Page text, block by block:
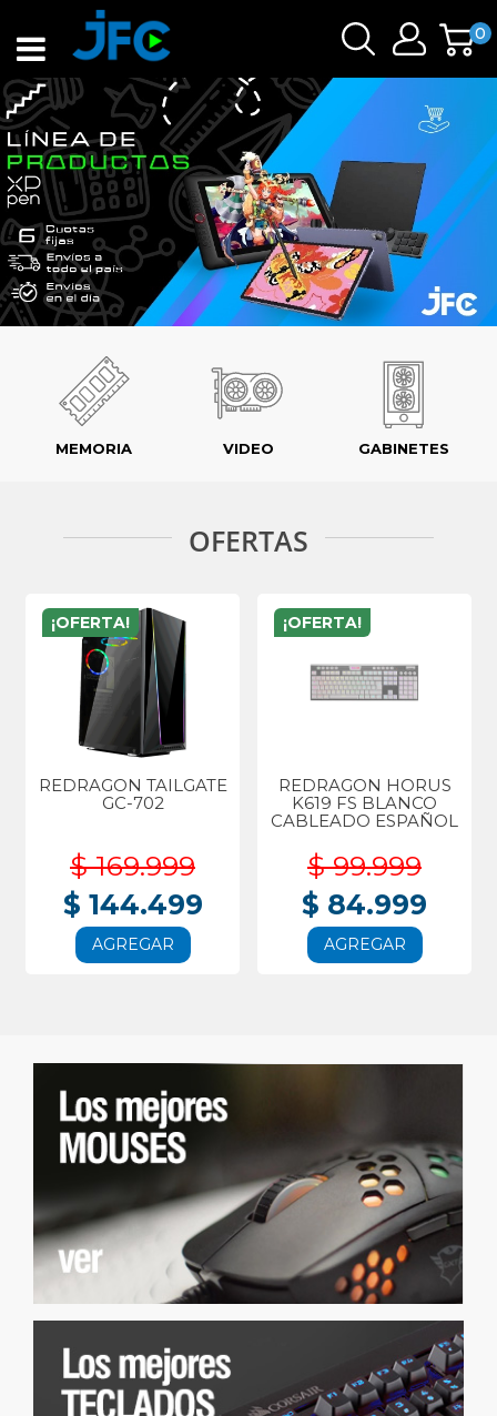
0
MEMORIA VIDEO GABINETES
OFERTAS
¡OFERTA!
REDRAGON TAILGATE
GC-702
$ 169.999
$ 144.499
AGREGAR
¡OFERTA!
REDRAGON HORUS
K619 FS BLANCO
CABLEADO ESPAÑOL
$ 99.999
$ 84.999
AGREGAR